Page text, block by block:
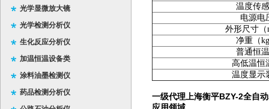
光学显微放大镜
光学检测分析仪
生化反应分析仪
加温恒温设备类
涂料油墨检测仪
药品检测分析仪
温度传
电源电
外形尺寸（
净重（
普通恒
高低温恒
温度显示
一级代理上海衡平BZY-2全自